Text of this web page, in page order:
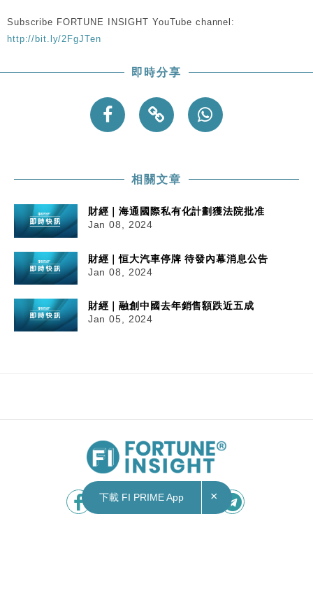
Subscribe FORTUNE INSIGHT YouTube channel:
http://bit.ly/2FgJTen
即時分享
相關文章
財經｜海通國際私有化計劃獲法院批准
Jan 08, 2024
財經｜恒大汽車停牌 待發內幕消息公告
Jan 08, 2024
財經｜融創中國去年銷售額跌近五成
Jan 05, 2024
下載 FI PRIME App ×